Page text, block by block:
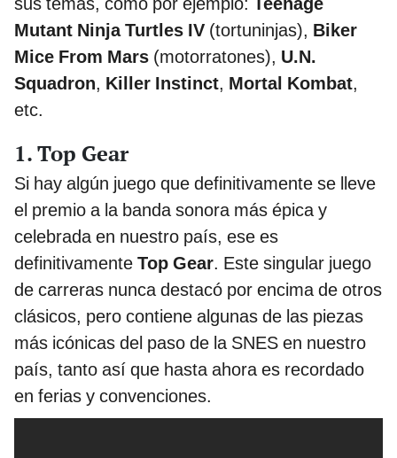
Mutant Ninja Turtles IV (tortuninjas), Biker
Mice From Mars (motorratones), U.N.
Squadron, Killer Instinct, Mortal Kombat,
etc.
1. Top Gear
Si hay algún juego que definitivamente se lleve
el premio a la banda sonora más épica y
celebrada en nuestro país, ese es
definitivamente Top Gear. Este singular juego
de carreras nunca destacó por encima de otros
clásicos, pero contiene algunas de las piezas
más icónicas del paso de la SNES en nuestro
país, tanto así que hasta ahora es recordado
en ferias y convenciones.